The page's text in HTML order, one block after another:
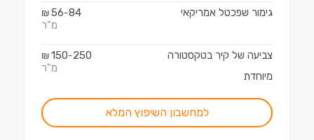
גימור שפכטל אמריקאי 56-84
₪
מ"ר
צביעה של קיר בטקסטורה
מיוחדת
150-250
₪
מ"ר
למחשבון השיפוץ המלא